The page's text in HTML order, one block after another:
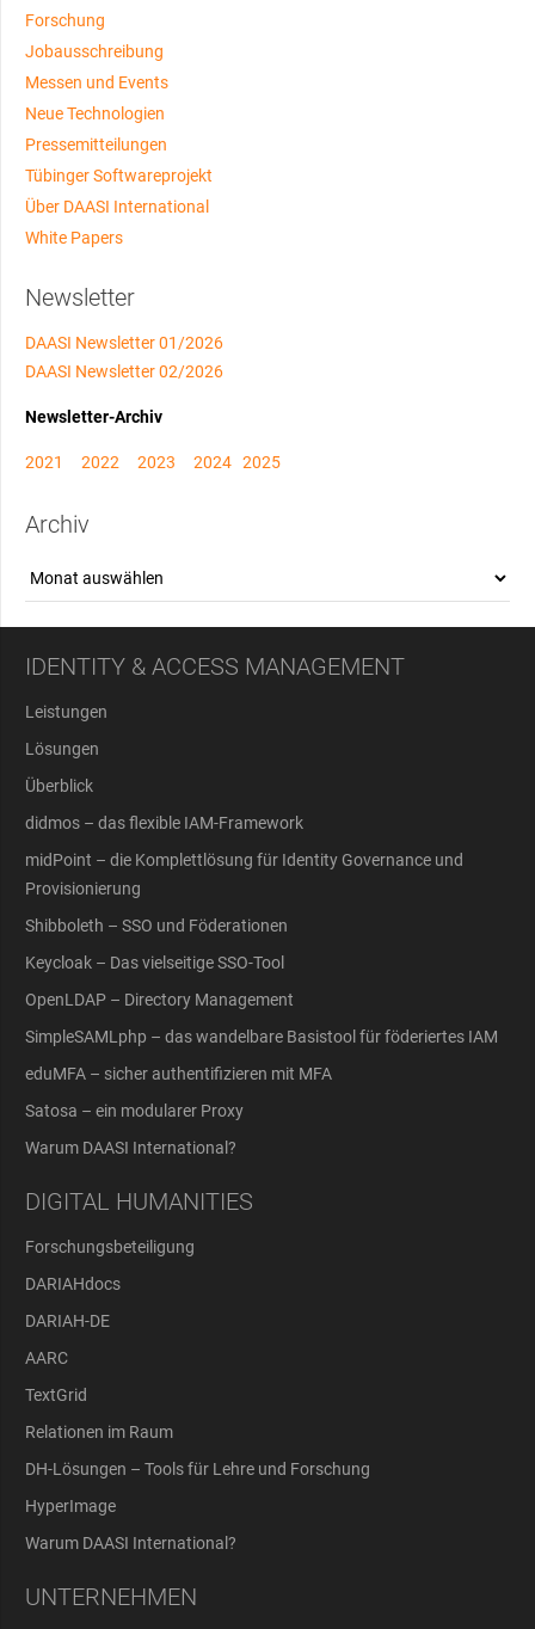
Forschung
Jobausschreibung
Messen und Events
Neue Technologien
Pressemitteilungen
Tübinger Softwareprojekt
Über DAASI International
White Papers
Newsletter
DAASI Newsletter 01/2026
DAASI Newsletter 02/2026
Newsletter-Archiv
2021 2022 2023 2024 2025
Archiv
Archiv
IDENTITY & ACCESS MANAGEMENT
Leistungen
Lösungen
Überblick
didmos – das flexible IAM-Framework
midPoint – die Komplettlösung für Identity Governance und
Provisionierung
Shibboleth – SSO und Föderationen
Keycloak – Das vielseitige SSO-Tool
OpenLDAP – Directory Management
SimpleSAMLphp – das wandelbare Basistool für föderiertes IAM
eduMFA – sicher authentifizieren mit MFA
Satosa – ein modularer Proxy
Warum DAASI International?
DIGITAL HUMANITIES
Forschungsbeteiligung
DARIAHdocs
DARIAH-DE
AARC
TextGrid
Relationen im Raum
DH-Lösungen – Tools für Lehre und Forschung
HyperImage
Warum DAASI International?
UNTERNEHMEN